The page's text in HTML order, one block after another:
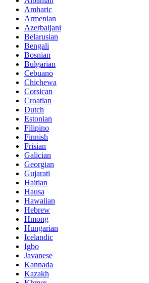
Amharic
Armenian
Azerbaijani
Belarusian
Bengali
Bosnian
Bulgarian
Cebuano
Chichewa
Corsican
Croatian
Dutch
Estonian
Filipino
Finnish
Frisian
Galician
Georgian
Gujarati
Haitian
Hausa
Hawaiian
Hebrew
Hmong
Hungarian
Icelandic
Igbo
Javanese
Kannada
Kazakh